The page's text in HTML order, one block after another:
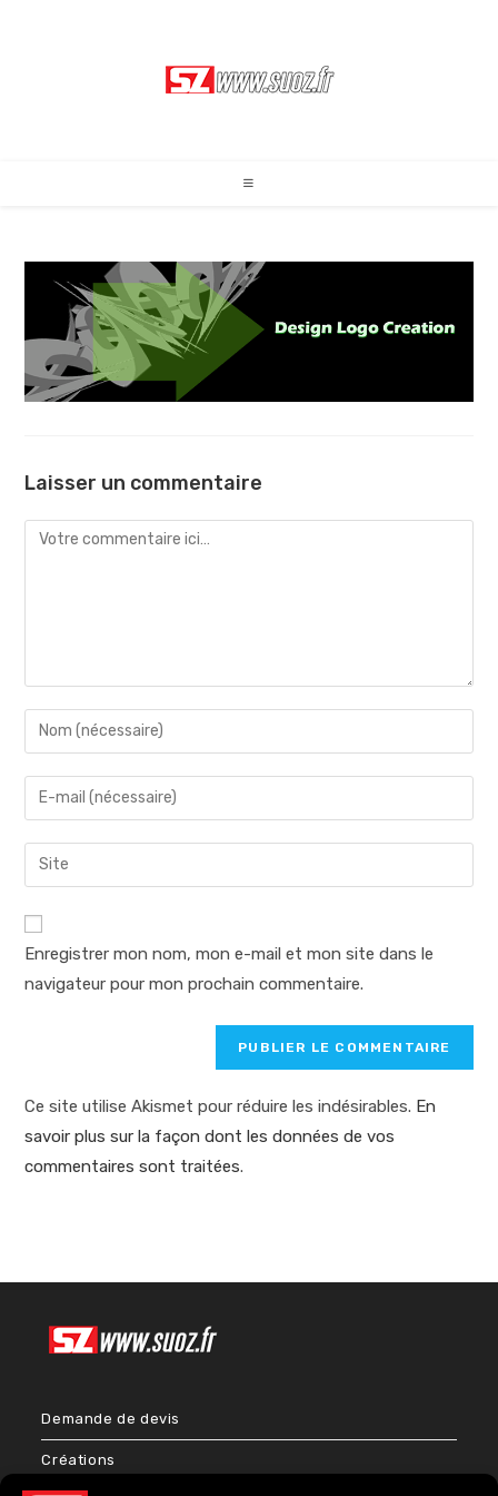
Laisser un commentaire
Comment
Enter
your
name
to
comment
Enter
your
email
address
comment
Saisir
l’URL
de
votre
(facultatif)
Enregistrer mon nom, mon e-mail et mon site dans le
navigateur pour mon prochain commentaire.
Ce site utilise Akismet pour réduire les indésirables. En
savoir plus sur la façon dont les données de vos
commentaires sont traitées.
Demande de devis
Créations